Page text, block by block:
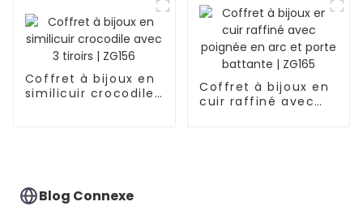
Coffret à bijoux en
similicuir crocodile
Coffret à bijoux en
cuir raffiné avec
Blog Connexe